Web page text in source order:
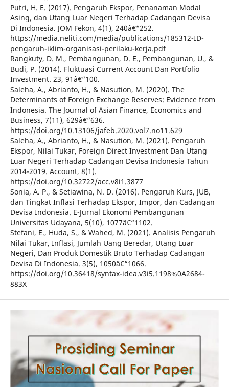
Putri, H. E. (2017). Pengaruh Ekspor, Penanaman Modal
Asing, dan Utang Luar Negeri Terhadap Cadangan Devisa
Di Indonesia. JOM Fekon, 4(1), 240â€“252.
https://media.neliti.com/media/publications/185312-ID-
pengaruh-iklim-organisasi-perilaku-kerja.pdf
Rangkuty, D. M., Pembangunan, D. E., Pembangunan, U., &
Budi, P. (2014). Fluktuasi Current Account Dan Portfolio
Investment. 23, 91â€“100.
Saleha, A., Abrianto, H., & Nasution, M. (2020). The
Determinants of Foreign Exchange Reserves: Evidence from
Indonesia. The Journal of Asian Finance, Economics and
Business, 7(11), 629â€“636.
https://doi.org/10.13106/jafeb.2020.vol7.no11.629
Saleha, A., Abrianto, H., & Nasution, M. (2021). Pengaruh
Ekspor, Nilai Tukar, Foreign Direct Investment Dan Utang
Luar Negeri Terhadap Cadangan Devisa Indonesia Tahun
2014-2019. Account, 8(1).
https://doi.org/10.32722/acc.v8i1.3877
Sonia, A. P., & Setiawina, N. D. (2016). Pengaruh Kurs, JUB,
dan Tingkat Inflasi Terhadap Ekspor, Impor, dan Cadangan
Devisa Indonesia. E-Jurnal Ekonomi Pembangunan
Universitas Udayana, 5(10), 1077â€“1102.
Stefani, E., Huda, S., & Wahed, M. (2021). Analisis Pengaruh
Nilai Tukar, Inflasi, Jumlah Uang Beredar, Utang Luar
Negeri, Dan Produk Domestik Bruto Terhadap Cadangan
Devisa Di Indonesia. 3(5), 1050â€“1066.
https://doi.org/10.36418/syntax-idea.v3i5.1198%0A2684-
883X